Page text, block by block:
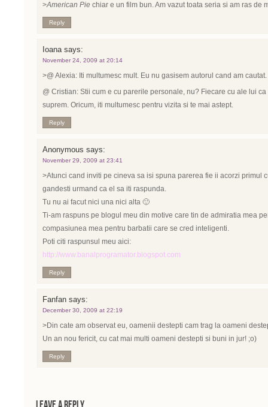
>American Pie chiar e un film bun. Am vazut toata seria si am ras de
Reply
Ioana says:
November 24, 2009 at 20:14
>@ Alexia: Iti multumesc mult. Eu nu gasisem autorul cand am
@ Cristian: Stii cum e cu parerile personale, nu? Fiecare cu ale lui
suprem. Oricum, iti multumesc pentru vizita si te mai astept.
Reply
Anonymous says:
November 29, 2009 at 23:41
>Atunci cand inviti pe cineva sa isi spuna parerea fie ii acorzi primul
gandesti urmand ca el sa iti raspunda.
Tu nu ai facut nici una nici alta 🙂
Ti-am raspuns pe blogul meu din motive care tin de admiratia mea
compasiunea mea pentru barbatii care se cred inteligenti.
Poti citi raspunsul meu aici:
http://www.banalprogramator.blogspot.com
Reply
Fanfan says:
December 30, 2009 at 22:19
>Din cate am observat eu, oamenii destepti cam trag la oameni
Un an nou fericit, cu cat mai multi oameni destepti si buni in jur! ;o)
Reply